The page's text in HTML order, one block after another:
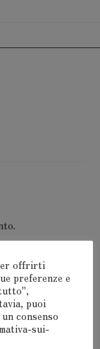
offrirti
preferenze e
puoi
consenso
sui-